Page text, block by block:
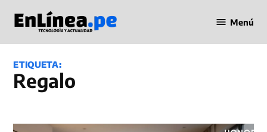
contenido
en Línea
Menú
ETIQUETA:
Regalo